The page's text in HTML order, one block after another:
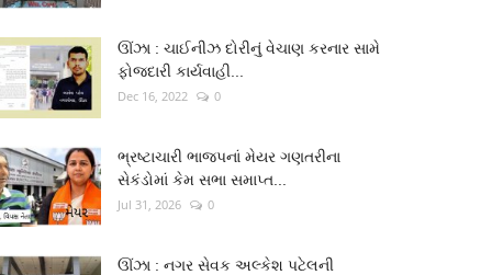
ઊંઝા : ચાઈનીઝ દોરીનું વેચાણ કરનાર સામે
ફોજદારી કાર્યવાહી...
Dec 16, 2022 0
ભ્રષ્ટાચારી ભાજપનાં મેયર ગણતરીના
સેકંડોમાં કેમ સભા સમાપ્ત...
Jul 31, 2026 0
ઊંઝા : નગર સેવક અલ્કેશ પટેલની